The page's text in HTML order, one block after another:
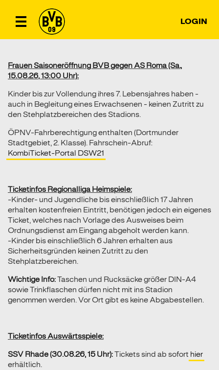
LOGIN
Frauen Saisoneröffnung BVB gegen AS Roma (Sa.,
15.08.26, 13:00 Uhr):
Kinder bis zur Vollendung ihres 7. Lebensjahres haben -
auch in Begleitung eines Erwachsenen - keinen Zutritt zu
den Stehplatzbereichen des Stadions.
ÖPNV-Fahrberechtigung enthalten (Dortmunder
Stadtgebiet, 2. Klasse). Fahrschein-Abruf:
KombiTicket-Portal DSW21
Ticketinfos Regionalliga Heimspiele:
-Kinder- und Jugendliche bis einschließlich 17 Jahren
erhalten kostenfreien Eintritt, benötigen jedoch ein eigenes
Ticket, welches nach Vorlage des Ausweises beim
Ordnungsdienst am Eingang abgeholt werden kann.
-Kinder bis einschließlich 6 Jahren erhalten aus
Sicherheitsgründen keinen Zutritt zu den
Stehplatzbereichen.
Wichtige Info:Taschen und Rucksäcke größer DIN-A4
sowie Trinkflaschen dürfen nicht mit ins Stadion
genommen werden. Vor Ort gibt es keine Abgabestellen.
Ticketinfos Auswärtsspiele:
SSV Rhade (30.08.26, 15 Uhr):Tickets sind ab sofort hier
erhältlich.